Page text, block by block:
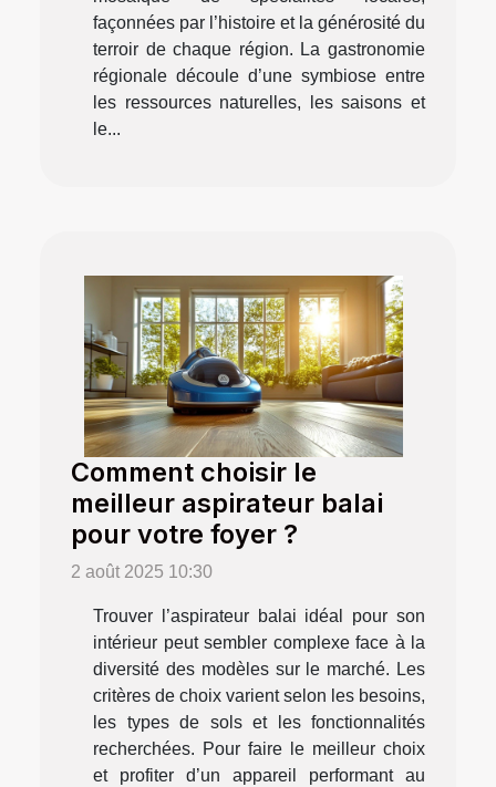
façonnées par l’histoire et la générosité du
terroir de chaque région. La gastronomie
régionale découle d’une symbiose entre
les ressources naturelles, les saisons et
le...
Comment choisir le
meilleur aspirateur balai
pour votre foyer ?
2 août 2025 10:30
Trouver l’aspirateur balai idéal pour son
intérieur peut sembler complexe face à la
diversité des modèles sur le marché. Les
critères de choix varient selon les besoins,
les types de sols et les fonctionnalités
recherchées. Pour faire le meilleur choix
et profiter d’un appareil performant au